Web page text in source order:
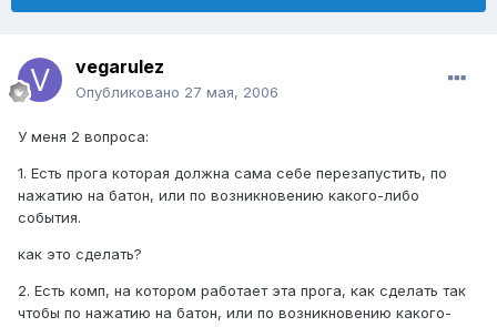
vegarulez
Опубликовано 27 мая, 2006
У меня 2 вопроса:
1. Есть прога которая должна сама себе перезапустить, по
нажатию на батон, или по возникновению какого-либо
события.
как это сделать?
2. Есть комп, на котором работает эта прога, как сделать так
чтобы по нажатию на батон, или по возникновению какого-